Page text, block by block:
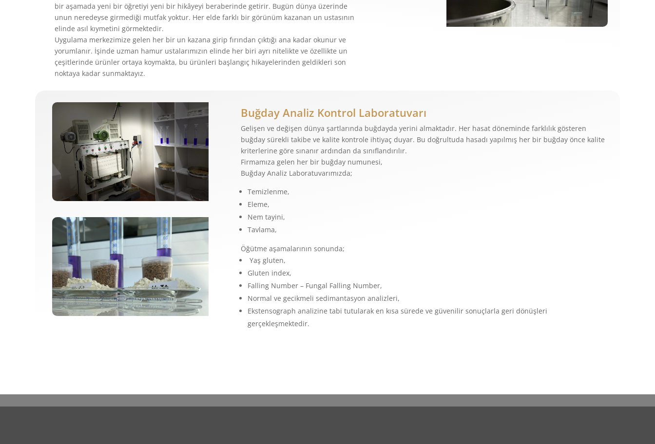
bir aşamada yeni bir öğretiyi yeni bir hikâyeyi beraberinde getirir. Bugün dünya üzerinde
unun neredeyse girmediği mutfak yoktur. Her elde farklı bir görünüm kazanan un ustasının
elinde asıl kıymetini görmektedir.
Uygulama merkezimize gelen her bir un kazana girip fırından çıktığı ana kadar okunur ve
yorumlanır. İşinde uzman hamur ustalarımızın elinde her biri ayrı nitelikte ve özellikte un
çeşitlerinde ürünler ortaya koymakta, bu ürünleri başlangıç hikayelerinden geldikleri son
noktaya kadar sunmaktayız.
Buğday Analiz Kontrol Laboratuvarı
Gelişen ve değişen dünya şartlarında buğdayda yerini almaktadır. Her hasat döneminde farklılık gösteren
buğday sürekli takibe ve kalite kontrole ihtiyaç duyar. Bu doğrultuda hasadı yapılmış her bir buğday önce kalite
kriterlerine göre sınanır ardından da sınıflandırılır.
Firmamıza gelen her bir buğday numunesi,
Buğday Analiz Laboratuvarımızda;
Temizlenme,
Eleme,
Nem tayini,
Tavlama,
Öğütme aşamalarının sonunda;
Yaş gluten,
Gluten index,
Falling Number – Fungal Falling Number,
Normal ve gecikmeli sedimantasyon analizleri,
Ekstensograph analizine tabi tutularak en kısa sürede ve güvenilir sonuçlarla geri dönüşleri
gerçekleşmektedir.